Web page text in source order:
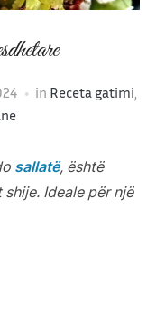
in Receta gatimi
sallatë, është
Ideale për një